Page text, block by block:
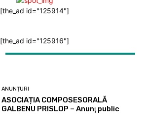
[the_ad id="125914"]
[the_ad id="125916"]
ANUNȚURI
ASOCIAȚIA COMPOSESORALĂ
GALBENU PRISLOP – Anunţ public